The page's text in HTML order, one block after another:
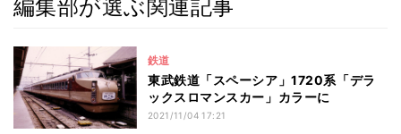
編集部が選ぶ関連記事
鉄道
東武鉄道「スペーシア」1720系「デラ
ックスロマンスカー」カラーに
2021/11/04 17:21